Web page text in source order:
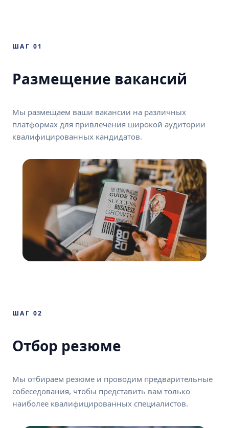
ШАГ 01
Размещение вакансий
Мы размещаем ваши вакансии на различных
платформах для привлечения широкой аудитории
квалифицированных кандидатов.
ШАГ 02
Отбор резюме
Мы отбираем резюме и проводим предварительные
собеседования, чтобы представить вам только
наиболее квалифицированных специалистов.